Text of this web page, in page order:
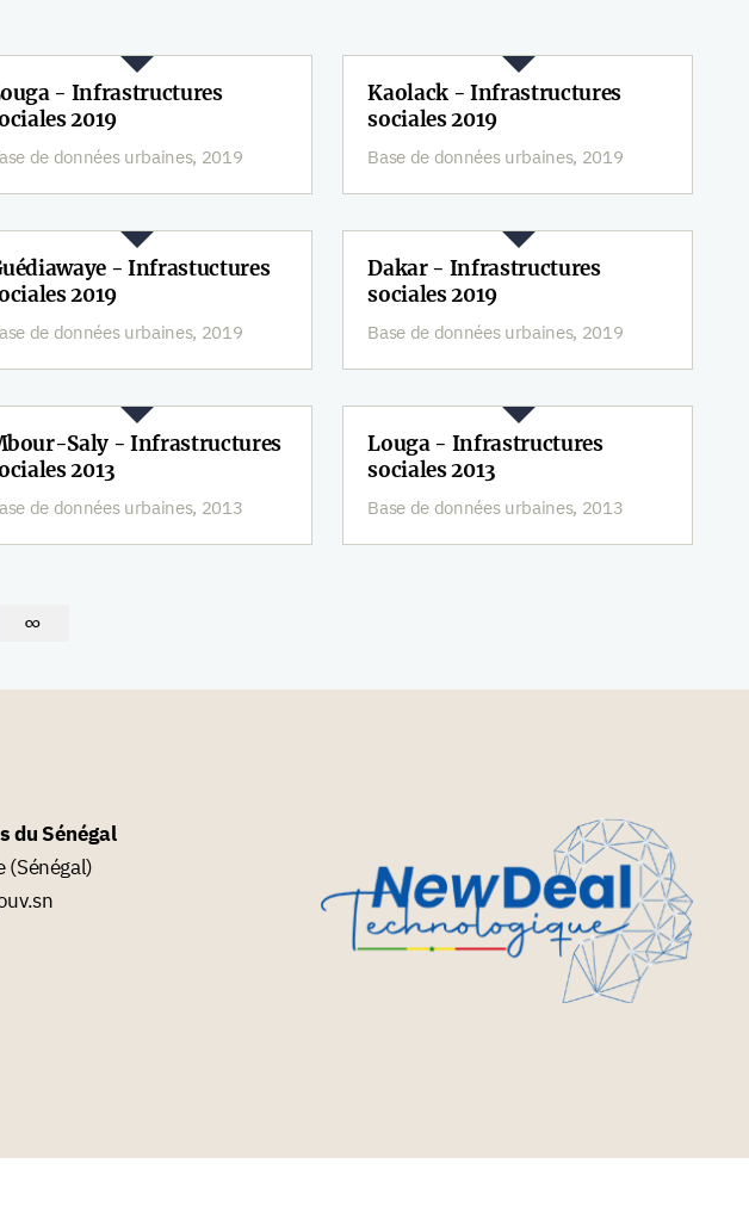
- Infrastructures
2019
de données urbaines, 2019
Kaolack - Infrastructures
sociales 2019
Base de données urbaines, 2019
- Infrastuctures
2019
de données urbaines, 2019
Dakar - Infrastructures
sociales 2019
Base de données urbaines, 2019
Saly - Infrastructures
2013
de données urbaines, 2013
Louga - Infrastructures
sociales 2013
Base de données urbaines, 2013
∞
du Sénégal
(Sénégal)